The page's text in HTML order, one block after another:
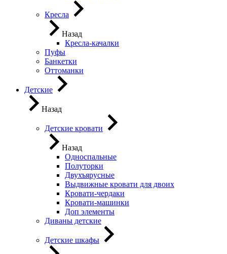
Кресла
Назад
Кресла-качалки
Пуфы
Банкетки
Оттоманки
Детские
Назад
Детские кровати
Назад
Односпальные
Полуторки
Двухъярусные
Выдвижные кровати для двоих
Кровати-чердаки
Кровати-машинки
Доп элементы
Диваны детские
Детские шкафы